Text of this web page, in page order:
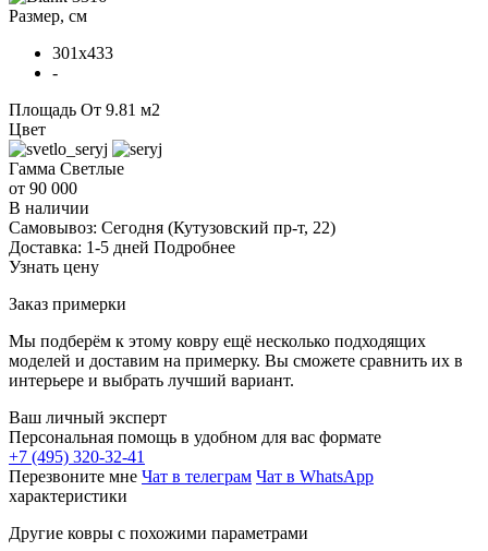
Размер, см
301x433
-
Площадь От 9.81 м2
Цвет
Гамма Светлые
от 90 000
В наличии
Самовывоз: Сегодня (Кутузовский пр-т, 22)
Доставка: 1-5 дней Подробнее
Узнать цену
Заказ примерки
Мы подберём к этому ковру ещё несколько подходящих
моделей и доставим на примерку. Вы сможете сравнить их в
интерьере и выбрать лучший вариант.
Ваш личный эксперт
Персональная помощь в удобном для вас формате
+7 (495) 320-32-41
Перезвоните мне Чат в телеграм Чат в WhatsApp
характеристики
Другие ковры с похожими параметрами